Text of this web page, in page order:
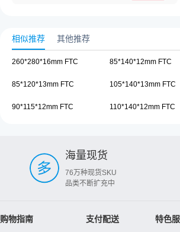
相似推荐 其他推荐
260*280*16mm FTC 85*140*12mm FTC
85*120*13mm FTC 105*140*13mm FTC
90*115*12mm FTC 110*140*12mm FTC
海量现货
76万种现货SKU
品类不断扩充中
购物指南 支付配送 特色